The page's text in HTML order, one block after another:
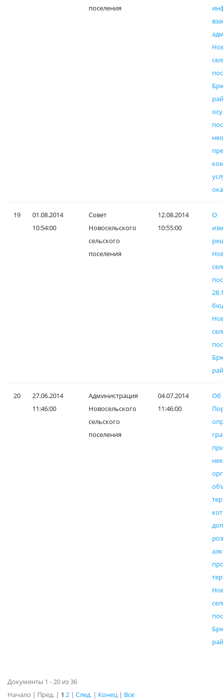
поселения
19
01.08.2014
10:54:00
Совет
Новосельского
сельского
поселения
12.08.2014
10:55:00
О
20
27.06.2014
11:46:00
Администрация
Новосельского
сельского
поселения
04.07.2014
11:46:00
Об
Документы 1 - 20 из 36
Начало | Пред. | 1 2 | След. | Конец | Все